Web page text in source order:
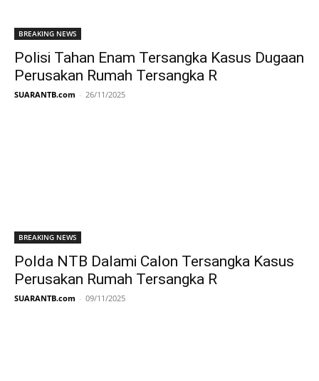
BREAKING NEWS
Polisi Tahan Enam Tersangka Kasus Dugaan
Perusakan Rumah Tersangka R
SUARANTB.com - 26/11/2025
BREAKING NEWS
Polda NTB Dalami Calon Tersangka Kasus
Perusakan Rumah Tersangka R
SUARANTB.com - 09/11/2025